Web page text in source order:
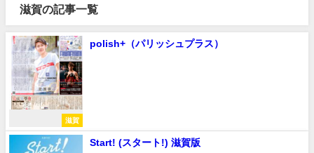
滋賀の記事一覧
滋賀
polish+（パリッシュプラス）
Start! (スタート!) 滋賀版